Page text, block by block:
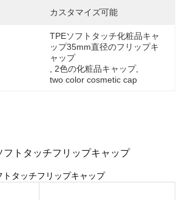
カスタマイズ可能
TPEソフトタッチ化粧品キャ
ップ35mm直径のフリップキ
ャップ
2色の化粧品キャップ,
two color cosmetic cap
フトタッチフリップキャップ
タッチフリップキャップ